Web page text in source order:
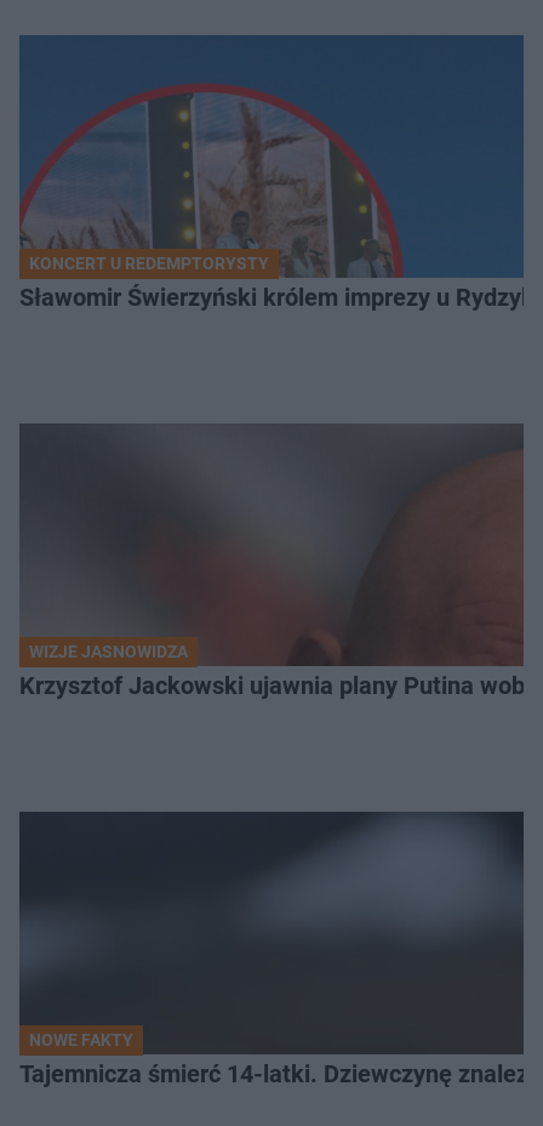
KONCERT U REDEMPTORYSTY
Sławomir Świerzyński królem imprezy u
WIZJE JASNOWIDZA
Krzysztof Jackowski ujawnia plany Putina
NOWE FAKTY
Tajemnicza śmierć 14-latki. Dziewczynę